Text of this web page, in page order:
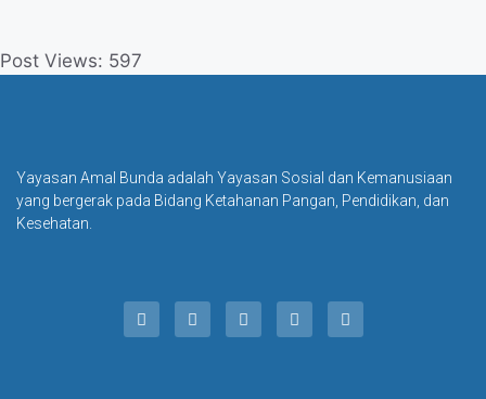
Post Views: 597
Yayasan Amal Bunda adalah Yayasan Sosial dan Kemanusiaan
yang bergerak pada Bidang Ketahanan Pangan, Pendidikan, dan
Kesehatan.